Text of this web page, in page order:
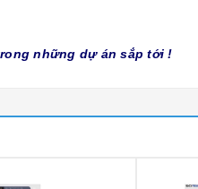
những dự án sắp tới !